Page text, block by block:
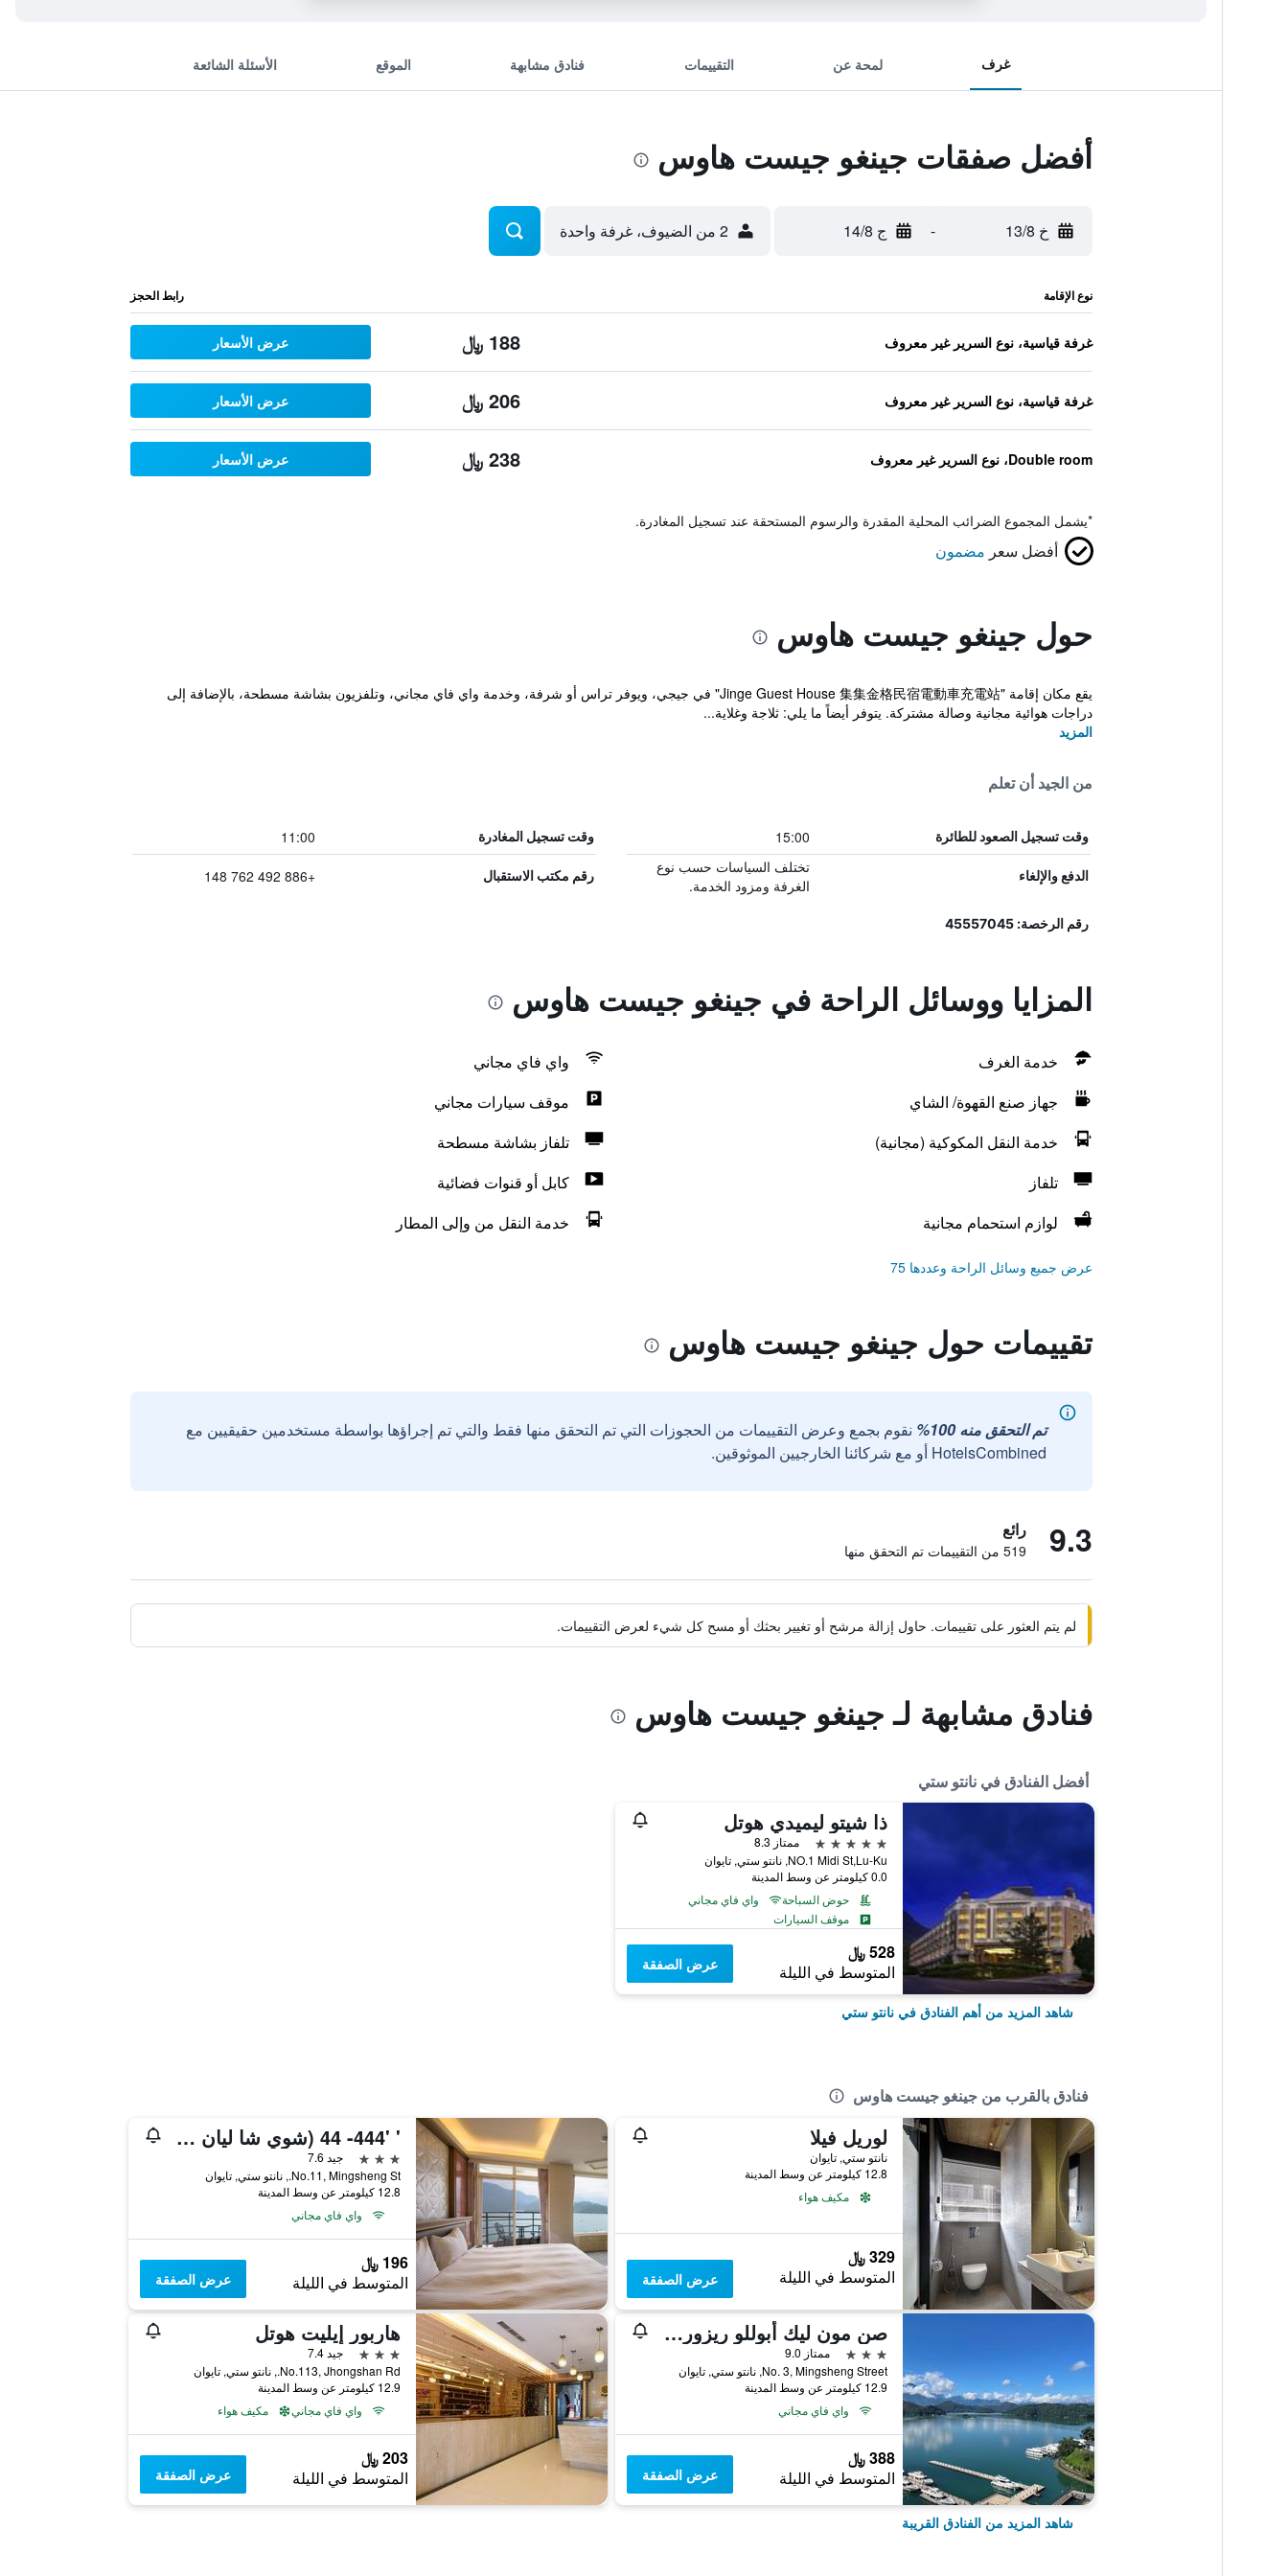
غرف لمحة عن التقييمات فنادق مشابهة الموقع الأسئلة الشائعة
أفضل صفقات جينغو جيست هاوس
خ 13/8 - ج 14/8 2 من الضيوف، غرفة واحدة
نوع الإقامة رابط الحجز
غرفة قياسية، نوع السرير غير معروف 188 ﷼ عرض الأسعار
غرفة قياسية، نوع السرير غير معروف 206 ﷼ عرض الأسعار
Double room، نوع السرير غير معروف 238 ﷼ عرض الأسعار
*يشمل المجموع الضرائب المحلية المقدرة والرسوم المستحقة عند تسجيل المغادرة.
أفضل سعر مضمون
حول جينغو جيست هاوس
يقع مكان إقامة "Jinge Guest House 集集金格民宿電動車充電站" في جيجي، ويوفر تراس أو شرفة، وخدمة واي فاي مجاني، وتلفزيون بشاشة مسطحة، بالإضافة إلى
دراجات هوائية مجانية وصالة مشتركة. يتوفر أيضاً ما يلي: ثلاجة وغلاية...
المزيد
من الجيد أن تعلم
وقت تسجيل الصعود للطائرة 15:00 وقت تسجيل المغادرة 11:00
الدفع والإلغاء
تختلف السياسات حسب نوع
الغرفة ومزود الخدمة.
رقم مكتب الاستقبال +886 492 762 148
رقم الرخصة: 45557045
المزايا ووسائل الراحة في جينغو جيست هاوس
خدمة الغرف
واي فاي مجاني
جهاز صنع القهوة/ الشاي
موقف سيارات مجاني
خدمة النقل المكوكية (مجانية)
تلفاز بشاشة مسطحة
تلفاز
كابل أو قنوات فضائية
لوازم استحمام مجانية
خدمة النقل من وإلى المطار
عرض جميع وسائل الراحة وعددها 75
تقييمات حول جينغو جيست هاوس
تم التحقق منه 100%
نقوم بجمع وعرض التقييمات من الحجوزات التي تم التحقق منها فقط والتي تم إجراؤها بواسطة مستخدمين حقيقيين مع
HotelsCombined أو مع شركائنا الخارجيين الموثوقين.
9.3 رائع
519 من التقييمات تم التحقق منها
لم يتم العثور على تقييمات. حاول إزالة مرشح أو تغيير بحثك أو مسح كل شيء لعرض التقييمات.
فنادق مشابهة لـ جينغو جيست هاوس
أفضل الفنادق في نانتو ستي
ذا شيتو ليميدي هوتل
5 نجوم
ممتاز 8.3
NO.1 Midi St,Lu-Ku, نانتو ستي, تايوان
0.0 كيلومتر عن وسط المدينة
حوض السباحة
واي فاي مجاني
موقف السيارات
528 ﷼
المتوسط في الليلة عرض الصفقة
شاهد المزيد من أهم الفنادق في نانتو ستي
فنادق بالقرب من جينغو جيست هاوس
لوريل فيلا
نانتو ستي, تايوان
12.8 كيلومتر عن وسط المدينة
مكيف هواء
329 ﷼
المتوسط في الليلة عرض الصفقة
' '444- 44 (شوي شا ليان هوتل - هاربور ريزورت)
3 نجوم
جيد 7.6
No.11, Mingsheng St., نانتو ستي, تايوان
12.8 كيلومتر عن وسط المدينة
واي فاي مجاني
196 ﷼
المتوسط في الليلة عرض الصفقة
صن مون ليك أبوللو ريزورت هوتل
3 نجوم
ممتاز 9.0
No. 3, Mingsheng Street, نانتو ستي, تايوان
12.9 كيلومتر عن وسط المدينة
واي فاي مجاني
388 ﷼
المتوسط في الليلة عرض الصفقة
هاربور إيليت هوتل
3 نجوم
جيد 7.4
No.113, Jhongshan Rd., نانتو ستي, تايوان
12.9 كيلومتر عن وسط المدينة
واي فاي مجاني
مكيف هواء
203 ﷼
المتوسط في الليلة عرض الصفقة
شاهد المزيد من الفنادق القريبة